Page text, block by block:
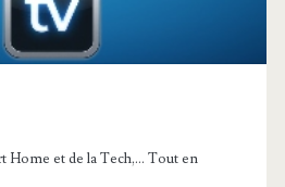
Home et de la Tech,... Tout en